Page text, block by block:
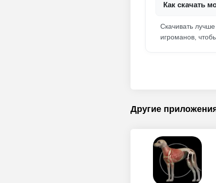
Как скачать
Скачивать
игроманов,
Другие